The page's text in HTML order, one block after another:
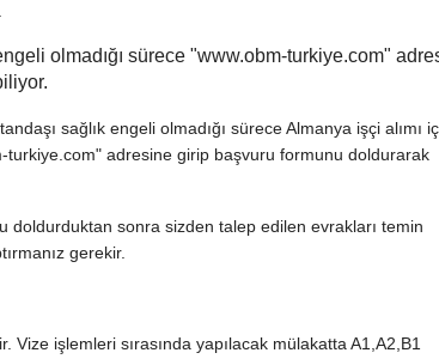
olmadığı sürece "www.obm-turkiye.com"
sağlık engeli olmadığı sürece Almanya işçi alımı
adresine girip başvuru formunu doldurarak
doldurduktan sonra sizden talep edilen evrakları temin
gerekir.
işlemleri sırasında yapılacak mülakatta A1,A2,B1